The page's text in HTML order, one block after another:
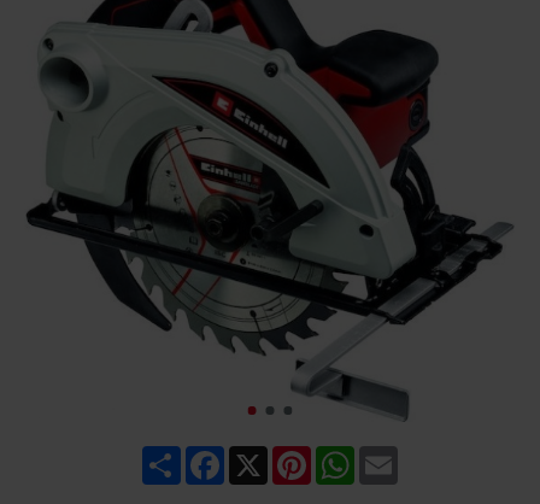
Share Facebook PinterestWhatsApp